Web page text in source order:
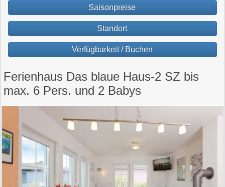
Saisonpreise
Standort
Verfügbarkeit / Buchen
Ferienhaus Das blaue Haus-2 SZ bis
max. 6 Pers. und 2 Babys